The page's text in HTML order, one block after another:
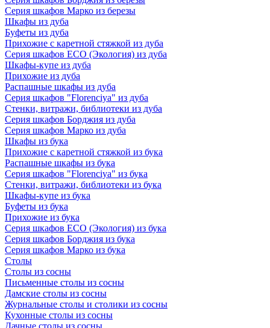
Серия шкафов Марко из березы
Шкафы из дуба
Буфеты из дуба
Прихожие с каретной стяжкой из дуба
Серия шкафов ECO (Экология) из дуба
Шкафы-купе из дуба
Прихожие из дуба
Распашные шкафы из дуба
Серия шкафов "Florenciya" из дуба
Стенки, витражи, библиотеки из дуба
Серия шкафов Борджия из дуба
Серия шкафов Марко из дуба
Шкафы из бука
Прихожие с каретной стяжкой из бука
Распашные шкафы из бука
Серия шкафов "Florenciya" из бука
Стенки, витражи, библиотеки из бука
Шкафы-купе из бука
Буфеты из бука
Прихожие из бука
Серия шкафов ECO (Экология) из бука
Серия шкафов Борджия из бука
Серия шкафов Марко из бука
Столы
Столы из сосны
Письменные столы из сосны
Дамские столы из сосны
Журнальные столы и столики из сосны
Кухонные столы из сосны
Дачные столы из сосны